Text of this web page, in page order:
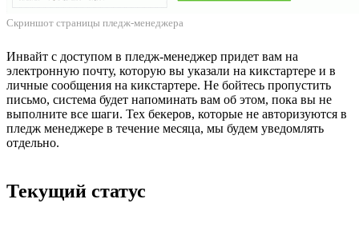
Скриншот страницы пледж-менеджера
Инвайт с доступом в пледж-менеджер придет вам на
электронную почту, которую вы указали на кикстартере и в
личные сообщения на кикстартере. Не бойтесь пропустить
письмо, система будет напоминать вам об этом, пока вы не
выполните все шаги. Тех бекеров, которые не авторизуются в
пледж менеджере в течение месяца, мы будем уведомлять
отдельно.
Текущий статус